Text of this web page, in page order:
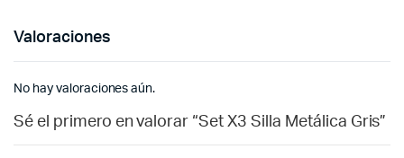
Valoraciones
No hay valoraciones aún.
Sé el primero en valorar “Set X3 Silla Metálica Gris”